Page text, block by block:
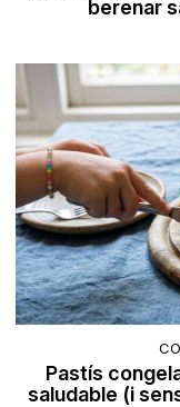
berenar
Pastís
saludable (i